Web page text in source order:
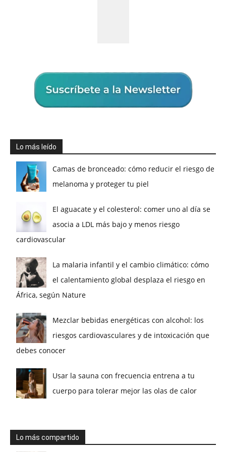
Lo más leído
Camas de bronceado: cómo reducir el riesgo de
melanoma y proteger tu piel
El aguacate y el colesterol: comer uno al día se
asocia a LDL más bajo y menos riesgo
cardiovascular
La malaria infantil y el cambio climático: cómo
el calentamiento global desplaza el riesgo en
África, según Nature
Mezclar bebidas energéticas con alcohol: los
riesgos cardiovasculares y de intoxicación que
debes conocer
Usar la sauna con frecuencia entrena a tu
cuerpo para tolerar mejor las olas de calor
Lo más compartido